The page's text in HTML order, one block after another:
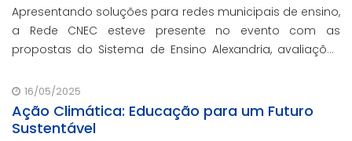
Apresentando soluções para redes municipais de ensino,
a Rede CNEC esteve presente no evento com as
propostas do Sistema de Ensino Alexandria, avaliações
escolar e parcerias com prefeituras durante ev
16/05/2025
Ação Climática: Educação para um Futuro
Sustentável